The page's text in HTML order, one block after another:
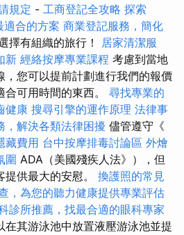
規定 - 工商登記全攻略 探索
合的方案 商業登記服務，簡化
擇有組織的旅行！
居家清潔服
新 經絡按摩專業課程 考慮到當地
，您可以提前計劃進行我們的報價
可用時間的東西。 尋找專業的
健康 搜尋引擎的運作原理 法律事
，解決各類法律困擾 儘管遵守《
藏費用 台中按摩排毒討論區 外燴
圍 ADA（美國殘疾人法》），但
供最大的安慰。 換護照的常見
，為您的聽力健康提供專業評估
診所推薦，找最合適的眼科專家
在其游泳池中放置液壓游泳池並提